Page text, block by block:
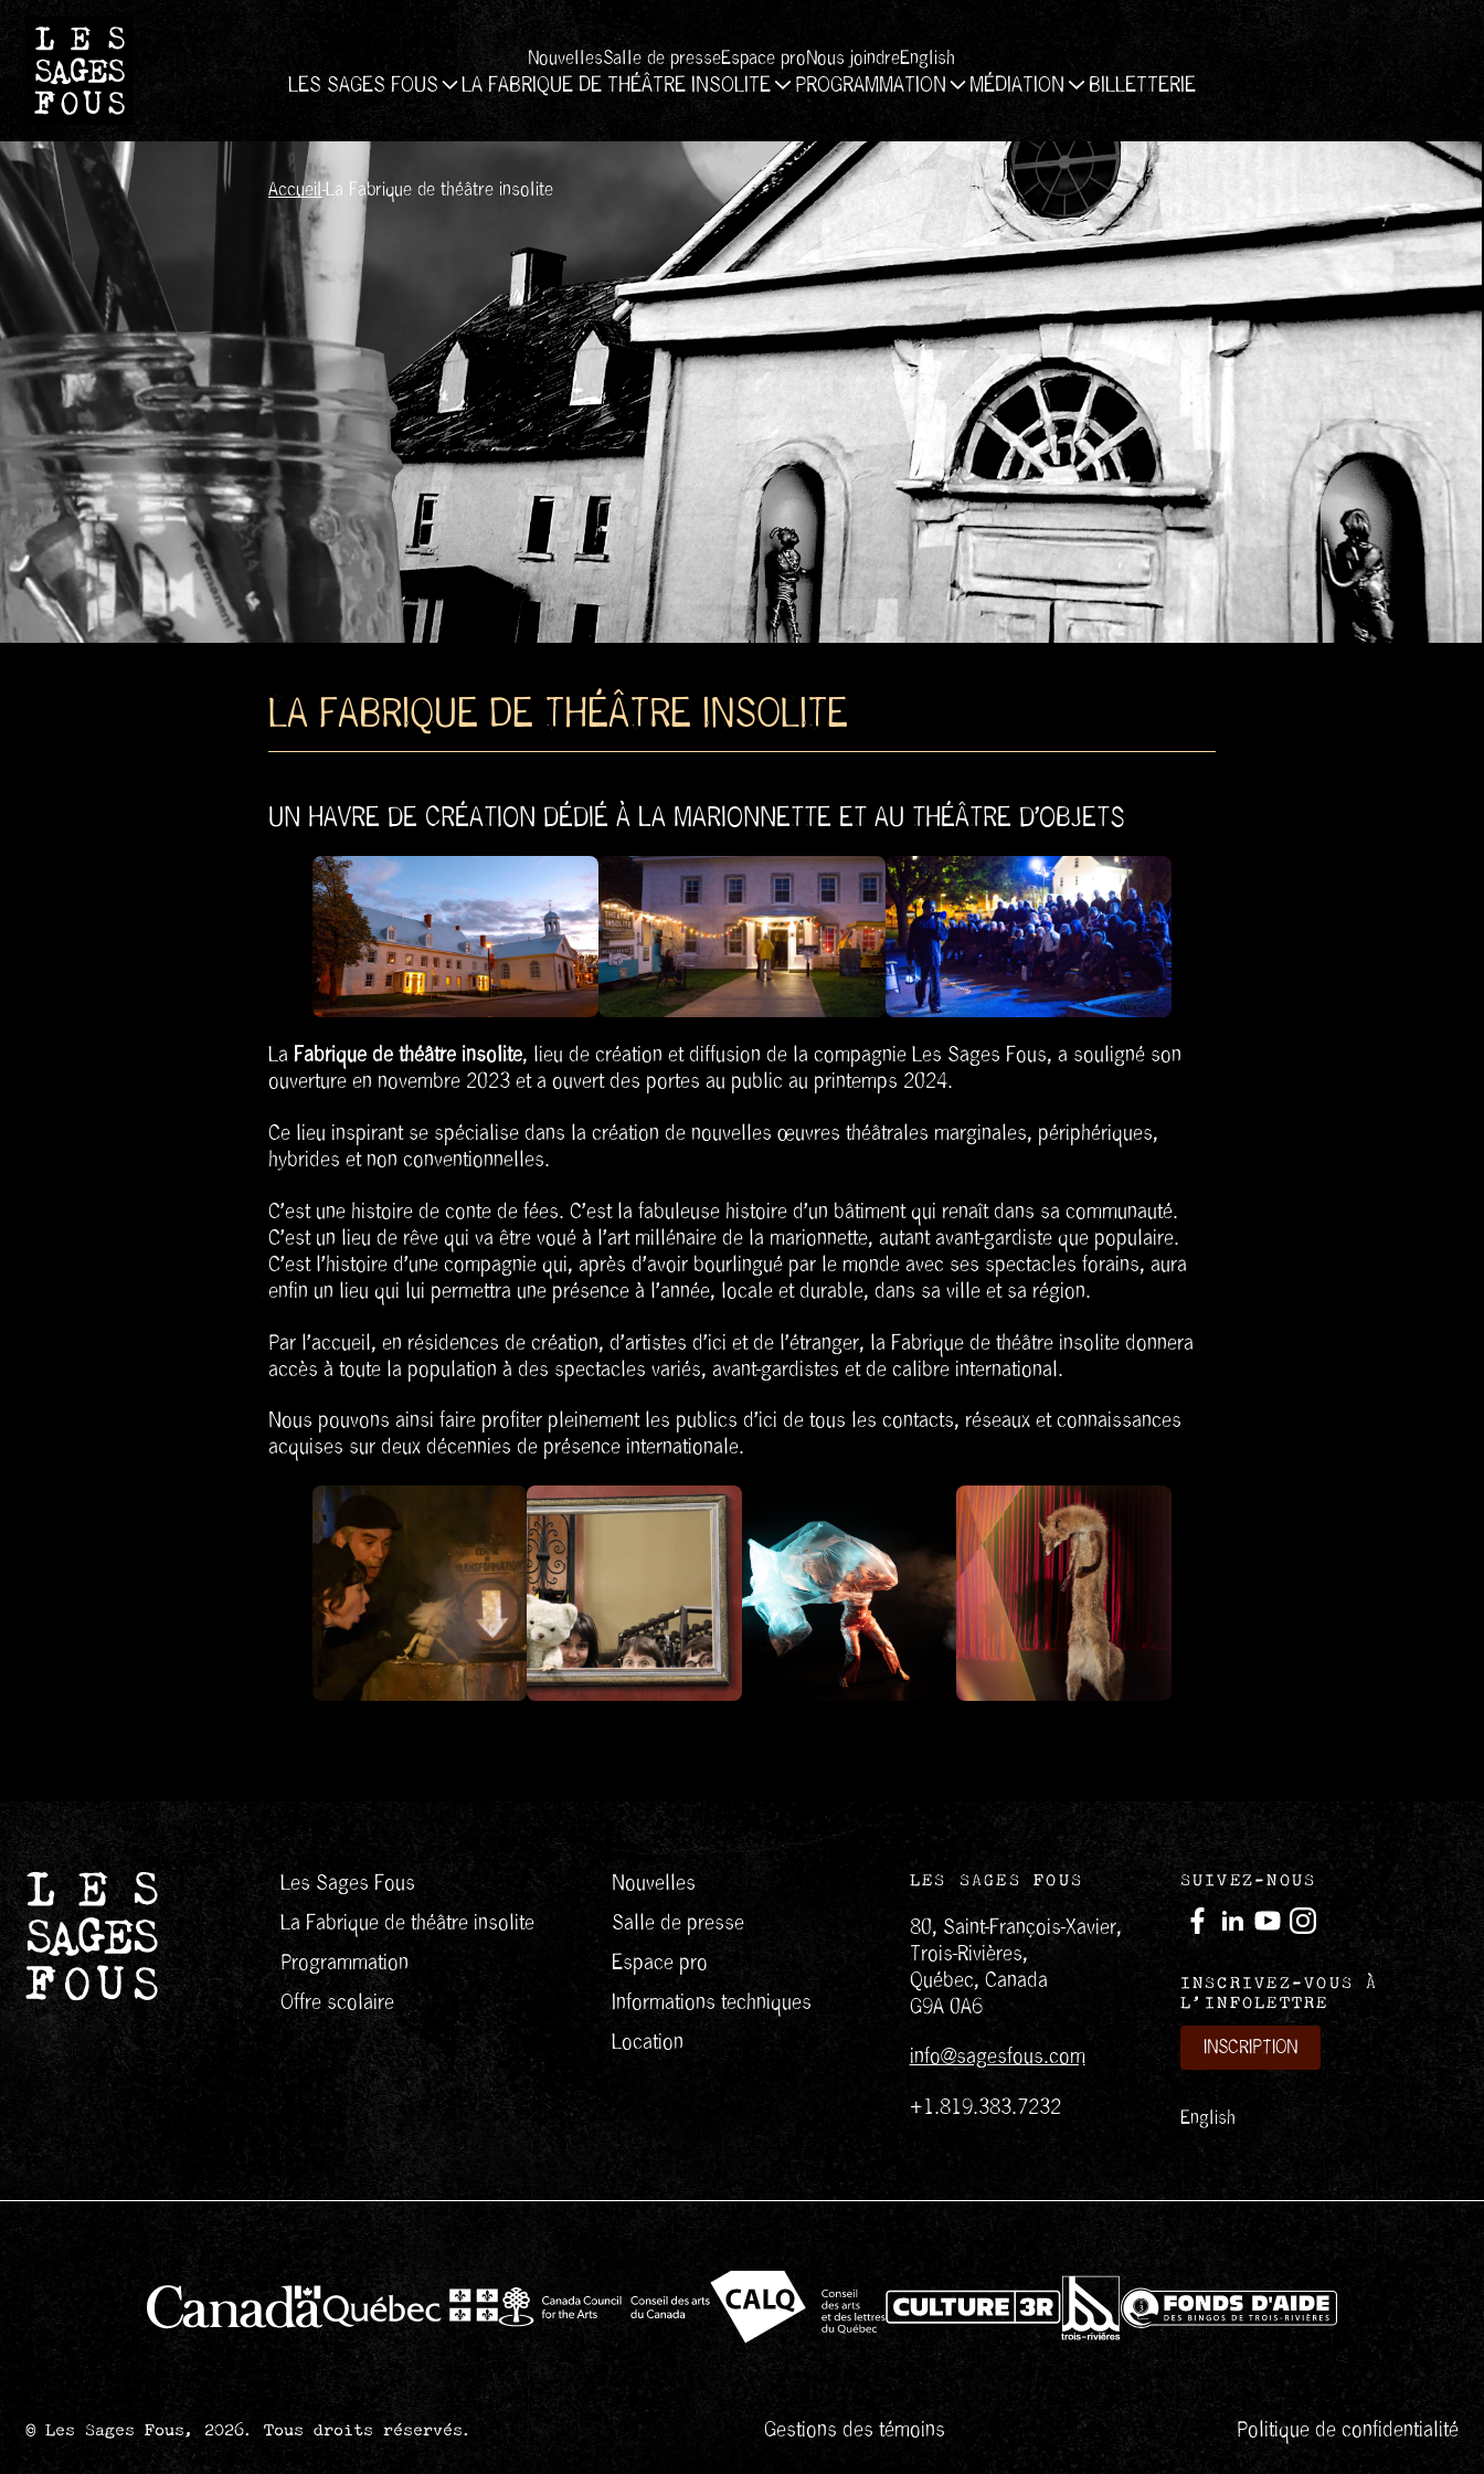
NouvellesSalle de presseEspace proNous joindreEnglish
LES SAGES FOUS LA FABRIQUE DE THÉÂTRE INSOLITE PROGRAMMATION MÉDIATION BILLETTERIE
Accueil-La Fabrique de théâtre insolite
LA FABRIQUE DE THÉÂTRE INSOLITE
UN HAVRE DE CRÉATION DÉDIÉ À LA MARIONNETTE ET AU THÉÂTRE D’OBJETS
La Fabrique de théâtre insolite, lieu de création et diffusion de la compagnie Les Sages Fous, a souligné son
ouverture en novembre 2023 et a ouvert des portes au public au printemps 2024.
Ce lieu inspirant se spécialise dans la création de nouvelles œuvres théâtrales marginales, périphériques,
hybrides et non conventionnelles.
C’est une histoire de conte de fées. C’est la fabuleuse histoire d’un bâtiment qui renaît dans sa communauté.
C’est un lieu de rêve qui va être voué à l’art millénaire de la marionnette, autant avant-gardiste que populaire.
C’est l’histoire d’une compagnie qui, après d’avoir bourlingué par le monde avec ses spectacles forains, aura
enfin un lieu qui lui permettra une présence à l’année, locale et durable, dans sa ville et sa région.
Par l’accueil, en résidences de création, d’artistes d’ici et de l’étranger, la Fabrique de théâtre insolite donnera
accès à toute la population à des spectacles variés, avant-gardistes et de calibre international.
Nous pouvons ainsi faire profiter pleinement les publics d’ici de tous les contacts, réseaux et connaissances
acquises sur deux décennies de présence internationale.
Les Sages Fous
La Fabrique de théâtre insolite
Programmation
Offre scolaire
Nouvelles
Salle de presse
Espace pro
Informations techniques
Location
LES SAGES FOUS
80, Saint-François-Xavier,
Trois-Rivières,
Québec, Canada
G9A 0A6
info@sagesfous.com
+1.819.383.7232
SUIVEZ-NOUS
INSCRIVEZ-VOUS À
L’INFOLETTRE
INSCRIPTION
English
© Les Sages Fous, 2026. Tous droits réservés. Gestions des témoins Politique de confidentialité